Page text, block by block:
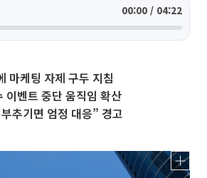
00:00 / 04:22
마케팅 자제 구두 지침
이벤트 중단 움직임 확산
추기면 엄정 대응” 경고